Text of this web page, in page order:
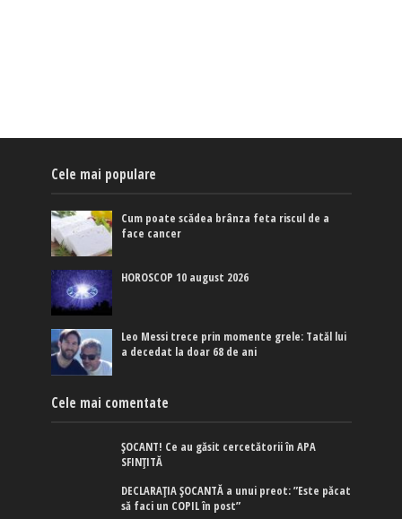
Cele mai populare
Cum poate scădea brânza feta riscul de a
face cancer
HOROSCOP 10 august 2026
Leo Messi trece prin momente grele: Tatăl lui
a decedat la doar 68 de ani
Cele mai comentate
ȘOCANT! Ce au găsit cercetătorii în APA
SFINȚITĂ
DECLARAȚIA ȘOCANTĂ a unui preot: ”Este păcat
să faci un COPIL în post”